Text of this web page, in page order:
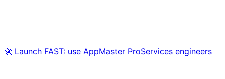
🚀 Launch FAST: use AppMaster ProServices engineers